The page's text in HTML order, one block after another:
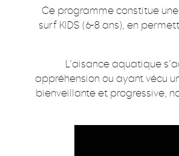
Ce programme constitue
surf KIDS (6-8 ans), en
L’aisance aquatique
appréhension ou ayant vécu
bienveillante et progressive,